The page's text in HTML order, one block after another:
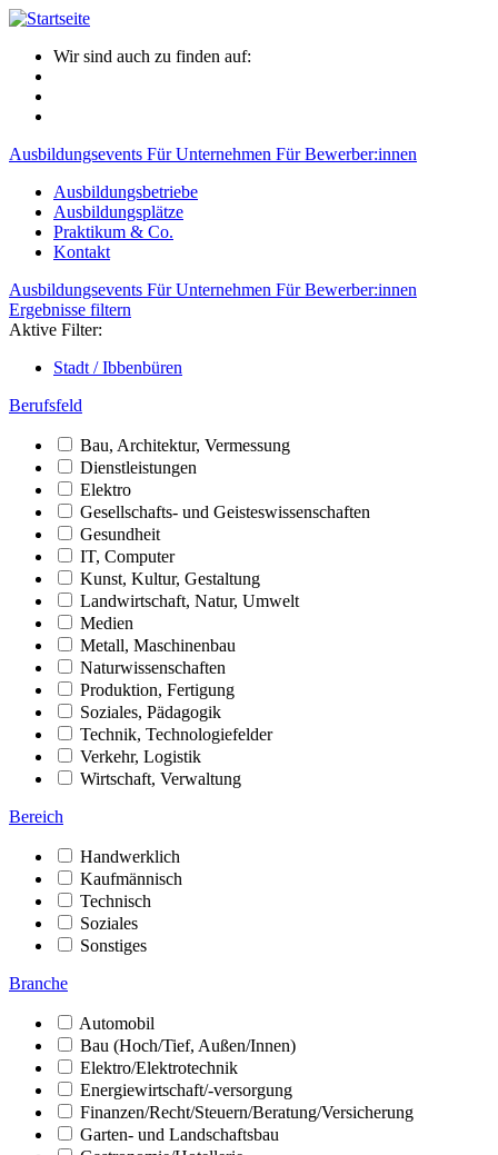
Wir sind auch zu finden auf:
Ausbildungsevents Für Unternehmen Für Bewerber:innen
Ausbildungsbetriebe
Ausbildungsplätze
Praktikum & Co.
Kontakt
Ausbildungsevents Für Unternehmen Für Bewerber:innen
Ergebnisse filtern
Aktive Filter:
Stadt / Ibbenbüren
Berufsfeld
Bau, Architektur, Vermessung
Dienstleistungen
Elektro
Gesellschafts- und Geisteswissenschaften
Gesundheit
IT, Computer
Kunst, Kultur, Gestaltung
Landwirtschaft, Natur, Umwelt
Medien
Metall, Maschinenbau
Naturwissenschaften
Produktion, Fertigung
Soziales, Pädagogik
Technik, Technologiefelder
Verkehr, Logistik
Wirtschaft, Verwaltung
Bereich
Handwerklich
Kaufmännisch
Technisch
Soziales
Sonstiges
Branche
Automobil
Bau (Hoch/Tief, Außen/Innen)
Elektro/Elektrotechnik
Energiewirtschaft/-versorgung
Finanzen/Recht/Steuern/Beratung/Versicherung
Garten- und Landschaftsbau